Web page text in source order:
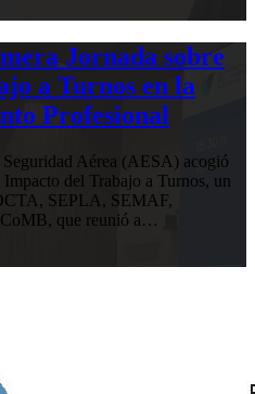
Jornada sobre
a Turnos en la
Profesional
Aérea (AESA) acogió
Impacto del Trabajo a Turnos, un
SEPLA, SEMAF,
que reunió a…